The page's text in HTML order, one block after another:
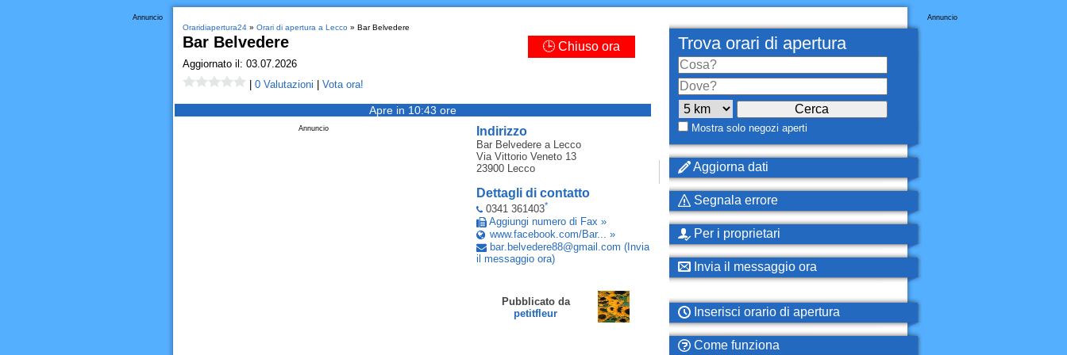
Annuncio
Oraridiapertura24» Orari di apertura a Lecco» Bar Belvedere
Bar Belvedere 🕒 Chiuso ora
Aggiornato il: 03.07.2026
0 Valutazioni Vota ora!
Apre in 10:43 ore
Indirizzo
Bar Belvederea Lecco
Via Vittorio Veneto 13
23900 Lecco
Dettagli di contatto
0341 361403*
Aggiungi numero di Fax »
www.facebook.com/Bar... »
bar. belvedere88@gmail .com (Invia
il messaggio ora)
Pubblicato da
petitfleur
Annuncio
Annuncio
Trova orari di apertura
Mostra solo negozi aperti
Aggiorna dati
Segnala errore
Per i proprietari
Invia il messaggio ora
Inserisci orario di apertura
Come funziona